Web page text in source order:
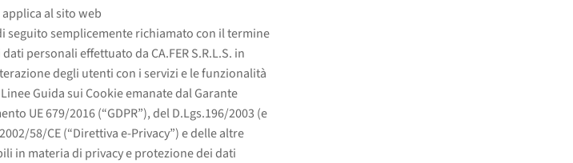
al sito web
semplicemente richiamato con il termine
personali effettuato da CA.FER S.R.L.S. in
degli utenti con i servizi e le funzionalità
Guida sui Cookie emanate dal Garante
UE 679/2016 (“GDPR”), del D.Lgs.196/2003 (e
58/CE (“Direttiva e-Privacy”) e delle altre
in materia di privacy e protezione dei dati